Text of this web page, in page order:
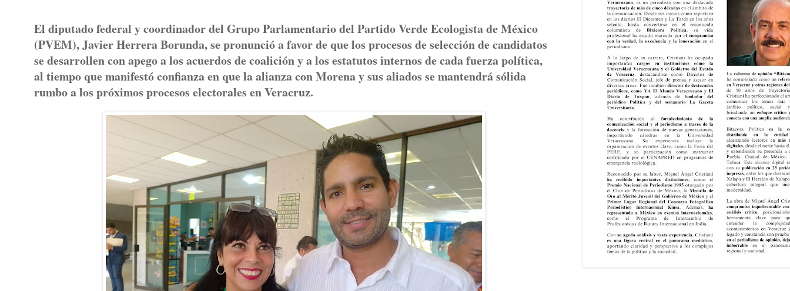
El diputado federal y coordinador del Grupo Parlamentario del Partido Verde Ecologista de México
(PVEM), Javier Herrera Borunda, se pronunció a favor de que los procesos de selección de candidatos
se desarrollen con apego a los acuerdos de coalición y a los estatutos internos de cada fuerza política,
al tiempo que manifestó confianza en que la alianza con Morena y sus aliados se mantendrá sólida
rumbo a los próximos procesos electorales en Veracruz.